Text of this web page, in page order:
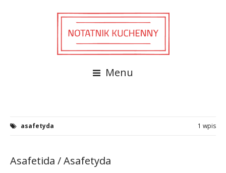
Menu
asafetyda 1 wpis
Asafetida / Asafetyda